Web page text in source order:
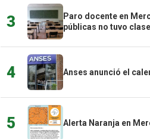
3
Paro docente en
públicas no tuvo
4 Anses anunció el
5 Alerta Naranja en